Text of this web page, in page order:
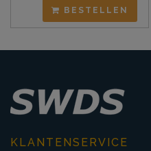
BESTELLEN
KLANTENSERVICE